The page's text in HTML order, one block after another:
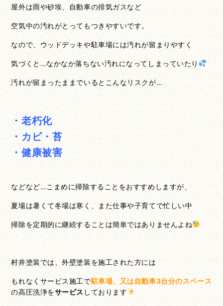
屋外は雨や砂埃、自動車の排気ガスなど
空気中の汚れがとってもつきやすいです。
なので、ウッドデッキや駐車場には汚れが留まりやすく
気づくと…なかなか落ちない汚れになってしまっていたり
汚れが留まったままでいるとこんなリスクが…
・老朽化
・カビ・苔
・健康被害
などなど…こまめに掃除することをおすすめしますが、
夏場は暑くて冬場は寒く、また仕事や子育てで忙しい中
掃除を定期的に継続することは簡単ではありませんよね
村井塗装では、外壁塗装を施工された方には
もれなくサービス施工で駐車場、又は自動車3台分のスペース
の高圧洗浄をサービス しております